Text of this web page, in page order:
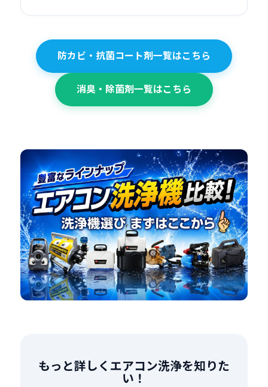
防カビ・抗菌コート剤一覧はこちら
消臭・除菌剤一覧はこちら
もっと詳しくエアコン洗浄を知りた
い！